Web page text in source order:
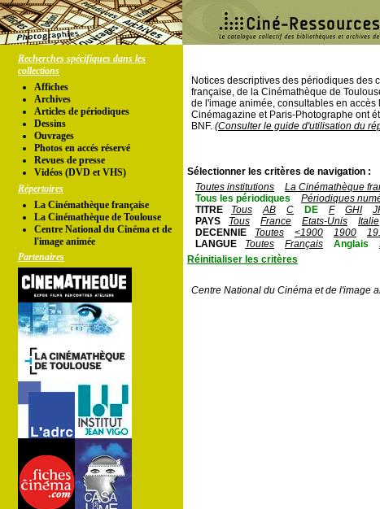
Recherches spécifiques dans les
collections
Affiches
Archives
Articles de périodiques
Dessins
Ouvrages
Photos en accés réservé
Revues de presse
Vidéos (DVD et VHS)
Répertoires
La Cinémathèque française
La Cinémathèque de Toulouse
Centre National du Cinéma et de
l'image animée
Partenaires
Notices descriptives des périodiques des
française, de la Cinémathèque de
de l'image animée, consultables en
Cinémagazine et Paris-Photographe ont
BNF. (Consulter le guide d'utilisation du
Sélectionner les critères de navigation :
Toutes institutions
La Cinémathèque
Tous les périodiques
Périodiques
TITRE
Tous AB C DE F GHI
PAYS
Tous France Etats-Unis Italie
DECENNIE
Toutes <1900 1900
LANGUE
Toutes Français Anglais
Réinitialiser les critères
Centre National du Cinéma et de l'image